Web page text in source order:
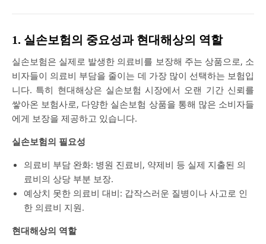
1. 실손보험의 중요성과 현대해상의 역할
실손보험은 실제로 발생한 의료비를 보장해 주는 상품으로, 소
비자들이 의료비 부담을 줄이는 데 가장 많이 선택하는 보험입
니다. 특히 현대해상은 실손보험 시장에서 오랜 기간 신뢰를
쌓아온 보험사로, 다양한 실손보험 상품을 통해 많은 소비자들
에게 보장을 제공하고 있습니다.
실손보험의 필요성
의료비 부담 완화: 병원 진료비, 약제비 등 실제 지출된 의
료비의 상당 부분 보장.
예상치 못한 의료비 대비: 갑작스러운 질병이나 사고로 인
한 의료비 지원.
현대해상의 역할